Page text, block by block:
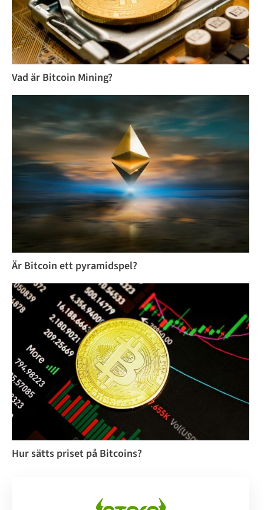
Vad är Bitcoin Mining?
Är Bitcoin ett pyramidspel?
Hur sätts priset på Bitcoins?